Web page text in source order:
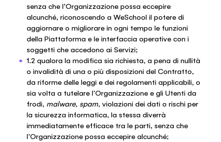
senza che l’Organizzazione possa eccepire
alcunché, riconoscendo a WeSchool il potere di
aggiornare o migliorare in ogni tempo le funzioni
della Piattaforma e le interfaccia operative con i
soggetti che accedono ai Servizi;
1.2 qualora la modifica sia richiesta, a pena di nullità
o invalidità di una o più disposizioni del Contratto,
da riforme delle leggi e dei regolamenti applicabili, o
sia volta a tutelare l’Organizzazione e gli Utenti da
frodi, malware, spam, violazioni dei dati o rischi per
la sicurezza informatica, la stessa diverrà
immediatamente efficace tra le parti, senza che
l’Organizzazione possa eccepire alcunché;